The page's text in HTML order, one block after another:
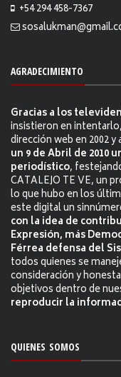
+54 294 458-7367
AGRADECIMIENTO
Gracias a los
insistieron en
dirección web en 2002
un 9 de Abril de 2010
periodístico,
CATALEJO TE VE, un
lo que hubo en los
este digital un
con la idea de
Expresión, más
Férrea defensa del
todos quienes se
consideración y
objetivos dentro de
reproducir la
QUIENES SOMOS